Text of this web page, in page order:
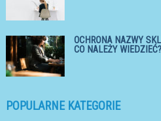
OCHRONA NAZWY
CO NALEŻY WIEDZIEĆ?
POPULARNE KATEGORIE